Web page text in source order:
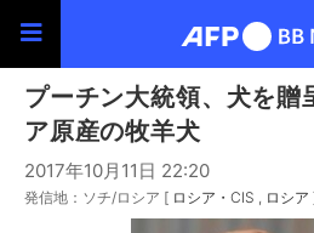
プーチン大統領、犬を贈
ア原産の牧羊犬
2017年10月11日 22:20
発信地：ソチ/ロシア [ ロシア・CIS ロシア